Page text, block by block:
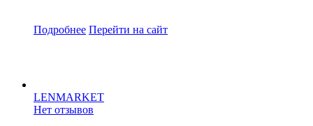
Подробнее Перейти на сайт
LENMARKET
Нет отзывов